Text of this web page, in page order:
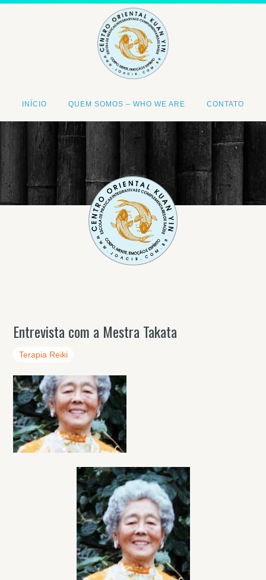
INÍCIO QUEM SOMOS – WHO WE ARE CONTATO
<
Entrevista com a Mestra Takata
Terapia Reiki